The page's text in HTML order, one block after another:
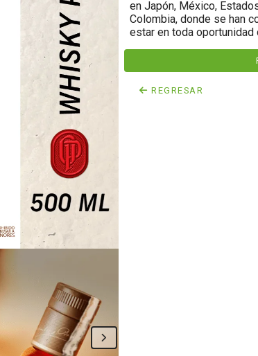
en Japón, México,
Colombia, donde se han
estar en toda oportunidad
REGRESAR